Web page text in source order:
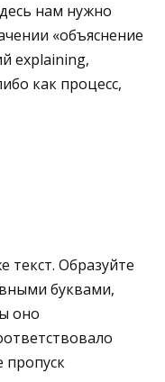
нам нужно
«объяснение
explaining,
как процесс,
Образуйте
буквами,
оно
пропуск